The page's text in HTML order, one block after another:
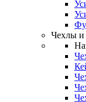
Чехлы и